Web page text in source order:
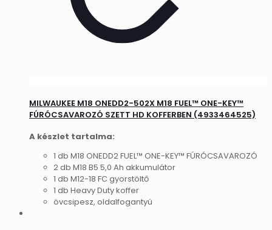
MILWAUKEE M18 ONEDD2-502X M18 FUEL™ ONE-KEY™
FÚRÓCSAVAROZÓ SZETT HD KOFFERBEN (4933464525)
A készlet tartalma:
1 db M18 ONEDD2 FUEL™ ONE-KEY™ FÚRÓCSAVAROZÓ
2 db M18 B5 5,0 Ah akkumulátor
1 db M12-18 FC gyorstöltő
1 db Heavy Duty koffer
övcsipesz, oldalfogantyú